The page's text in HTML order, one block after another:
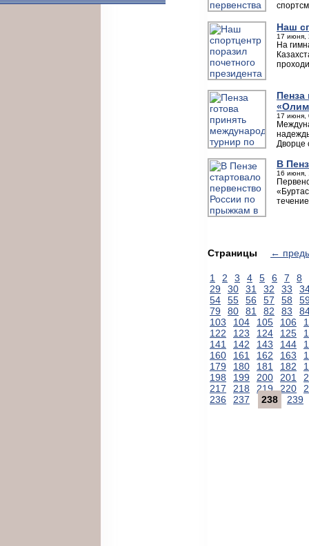
Наш
17 июня,
На
Пенза
17 июня,
Дворце
В
16 июня,
Страницы ←
1 2 3 4 5 6 7
8
29
30 31 32 33
54
55 56 57 58
79
80 81 82 83
103
104 105 106
122
123 124 125
141
142 143 144
160
161 162 163
179
180 181 182
198
199 200 201
217
218 219 220
236
237 238 239